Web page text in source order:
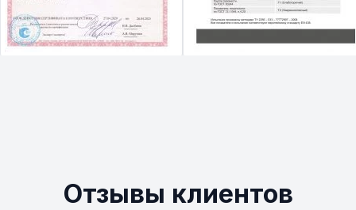
Отзывы клиентов